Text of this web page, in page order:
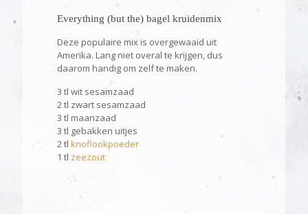
Everything (but the) bagel kruidenmix
Deze populaire mix is overgewaaid uit
Amerika. Lang niet overal te krijgen, dus
daarom handig om zelf te maken.
3 tl wit sesamzaad
2 tl zwart sesamzaad
3 tl maanzaad
3 tl gebakken uitjes
2 tl knoflookpoeder
1 tl zeezout